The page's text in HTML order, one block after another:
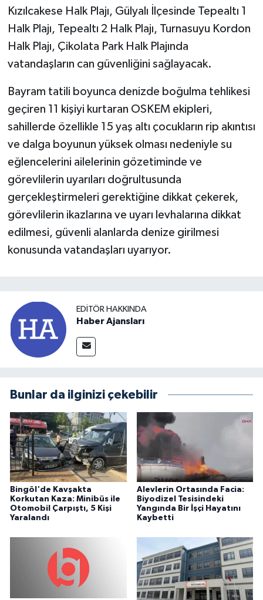
Kızılcakese Halk Plajı, Gülyalı İlçesinde Tepealtı 1
Halk Plajı, Tepealtı 2 Halk Plajı, Turnasuyu Kordon
Halk Plajı, Çikolata Park Halk Plajında
vatandaşların can güvenliğini sağlayacak.
Bayram tatili boyunca denizde boğulma tehlikesi
geçiren 11 kişiyi kurtaran OSKEM ekipleri,
sahillerde özellikle 15 yaş altı çocukların rip akıntısı
ve dalga boyunun yüksek olması nedeniyle su
eğlencelerini ailelerinin gözetiminde ve
görevlilerin uyarıları doğrultusunda
gerçekleştirmeleri gerektiğine dikkat çekerek,
görevlilerin ikazlarına ve uyarı levhalarına dikkat
edilmesi, güvenli alanlarda denize girilmesi
konusunda vatandaşları uyarıyor.
EDITÖR HAKKINDA
Haber Ajansları
Bunlar da ilginizi çekebilir
Bingöl'de Kavşakta
Korkutan Kaza: Minibüs ile
Otomobil Çarpıştı, 5 Kişi
Yaralandı
Alevlerin Ortasında Facia:
Biyodizel Tesisindeki
Yangında Bir İşçi Hayatını
Kaybetti